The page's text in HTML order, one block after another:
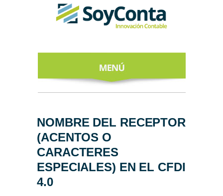
ACERCA DE
NUESTROS
EXPERTOS
TODO SOBRE
NOMBRE DEL RECEPTOR
(ACENTOS O
CARACTERES
ESPECIALES) EN EL CFDI
4.0